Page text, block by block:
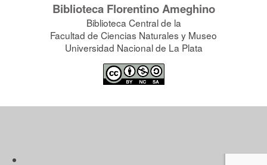
Biblioteca Florentino Ameghino
Biblioteca Central de la
Facultad de Ciencias Naturales y Museo
Universidad Nacional de La Plata